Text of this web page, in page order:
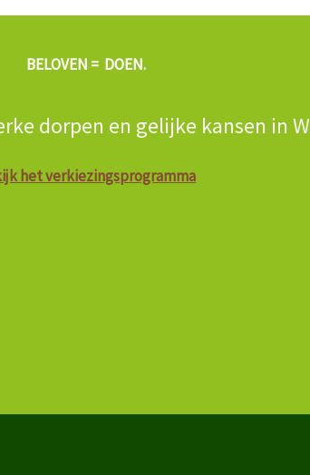
BELOVEN = DOEN.
dorpen en gelijke kansen in
het verkiezingsprogramma